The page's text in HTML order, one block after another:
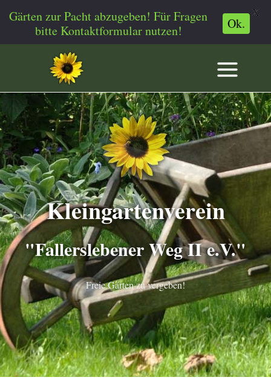
Kleingartenverein
"Fallerslebener Weg II e.V."
Freie Gärten zu vergeben!
Gärten zur Pacht abzugeben! Für Fragen
bitte Kontaktformular nutzen!
Ok.
X